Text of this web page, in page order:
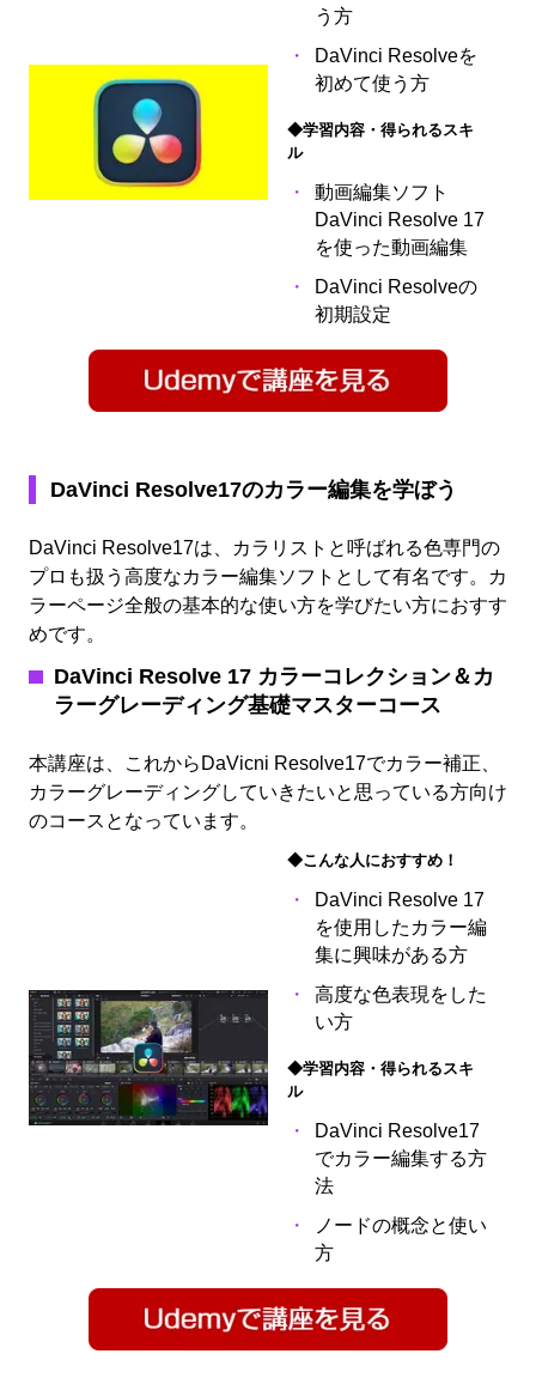
う方
DaVinci Resolveを
初めて使う方
◆学習内容・得られるスキ
ル
動画編集ソフト
DaVinci Resolve 17
を使った動画編集
DaVinci Resolveの
初期設定
DaVinci Resolve17のカラー編集を学ぼう
DaVinci Resolve17は、カラリストと呼ばれる色専門の
プロも扱う高度なカラー編集ソフトとして有名です。カ
ラーページ全般の基本的な使い方を学びたい方におすす
めです。
DaVinci Resolve 17 カラーコレクション＆カ
ラーグレーディング基礎マスターコース
本講座は、これからDaVicni Resolve17でカラー補正、
カラーグレーディングしていきたいと思っている方向け
のコースとなっています。
◆こんな人におすすめ！
DaVinci Resolve 17
を使用したカラー編
集に興味がある方
高度な色表現をした
い方
◆学習内容・得られるスキ
ル
DaVinci Resolve17
でカラー編集する方
法
ノードの概念と使い
方